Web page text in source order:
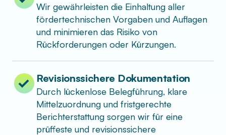
Wir gewährleisten die Einhaltung aller
fördertechnischen Vorgaben und Auflagen
und minimieren das Risiko von
Rückforderungen oder Kürzungen.
Revisionssichere Dokumentation
Durch lückenlose Belegführung, klare
Mittelzuordnung und fristgerechte
Berichterstattung sorgen wir für eine
prüffeste und revisionssichere